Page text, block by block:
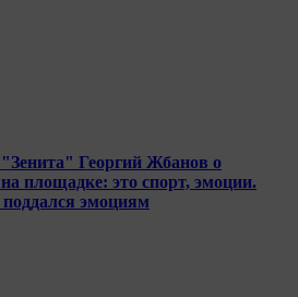
Георгий Жбанов о
площадке: это спорт, эмоции.
эмоциям